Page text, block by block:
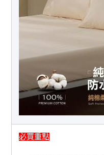
必買重點